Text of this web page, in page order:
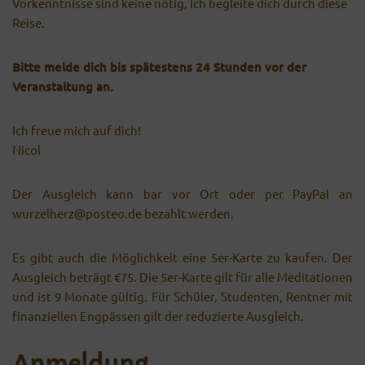
Reise.
Bitte melde dich bis spätestens 24 Stunden vor der
Veranstaltung an.
Ich freue mich auf dich!
Nicol
Der Ausgleich kann bar vor Ort oder per PayPal an
wurzelherz@posteo.de bezahlt werden.
Es gibt auch die Möglichkeit eine 5er-Karte zu kaufen. Der
Ausgleich beträgt €75. Die 5er-Karte gilt für alle Meditationen
und ist 9 Monate gültig. Für Schüler, Studenten, Rentner mit
finanziellen Engpässen gilt der reduzierte Ausgleich.